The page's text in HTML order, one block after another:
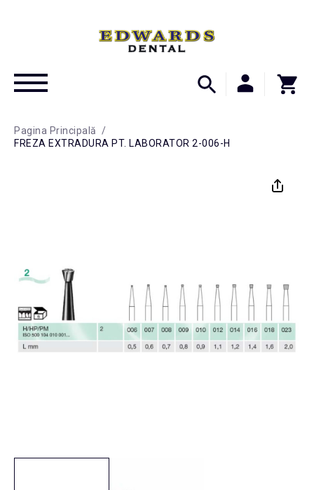
Pagina Principală
/
FREZA EXTRADURA PT. LABORATOR 2-006-H